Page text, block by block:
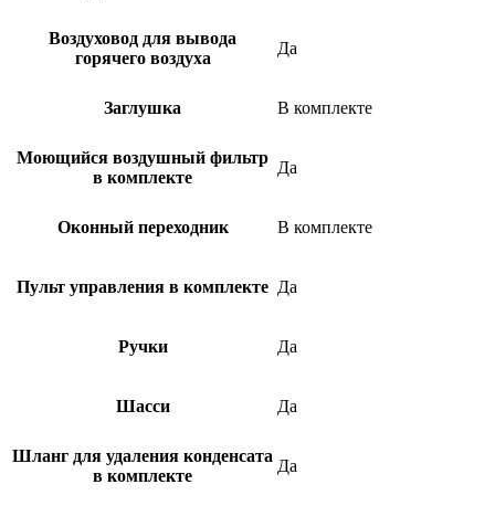
Воздуховод для вывода
горячего воздуха
Да
Заглушка В комплекте
Моющийся воздушный фильтр
в комплекте
Да
Оконный переходник В комплекте
Пульт управления в комплекте Да
Ручки Да
Шасси Да
Шланг для удаления конденсата
в комплекте
Да